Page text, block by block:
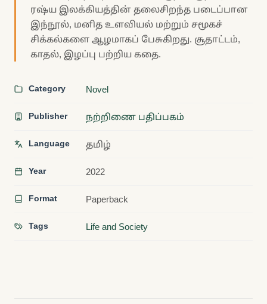
ரஷ்ய இலக்கியத்தின் தலைசிறந்த படைப்பான
இந்நூல், மனித உளவியல் மற்றும் சமூகச்
சிக்கல்களை ஆழமாகப் பேசுகிறது. சூதாட்டம்,
காதல், இழப்பு பற்றிய கதை.
Category Novel
Publisher நற்றிணை பதிப்பகம்
Language தமிழ்
Year 2022
Format Paperback
Tags Life and Society